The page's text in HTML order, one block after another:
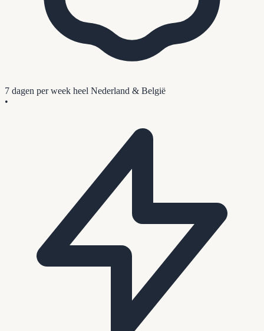
7 dagen per week heel Nederland & België
•